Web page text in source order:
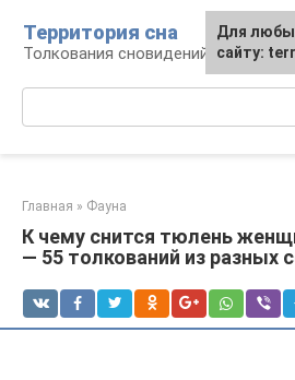
контенту
Территория сна
Толкования сновидений
Главная » Фауна
К чему снится тюлень
— 55 толкований из разных
Для
сайту: